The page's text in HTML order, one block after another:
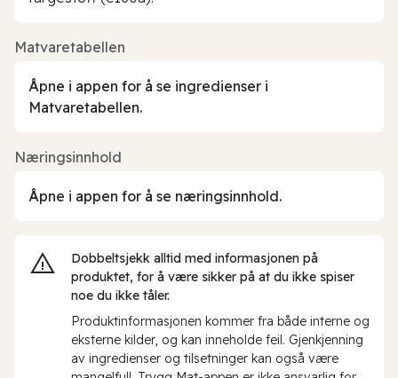
Matvaretabellen
Åpne i appen for å se ingredienser i
Matvaretabellen.
Næringsinnhold
Åpne i appen for å se næringsinnhold.
Dobbeltsjekk alltid med informasjonen på
produktet, for å være sikker på at du ikke spiser
noe du ikke tåler.
Produktinformasjonen kommer fra både interne og
eksterne kilder, og kan inneholde feil. Gjenkjenning
av ingredienser og tilsetninger kan også være